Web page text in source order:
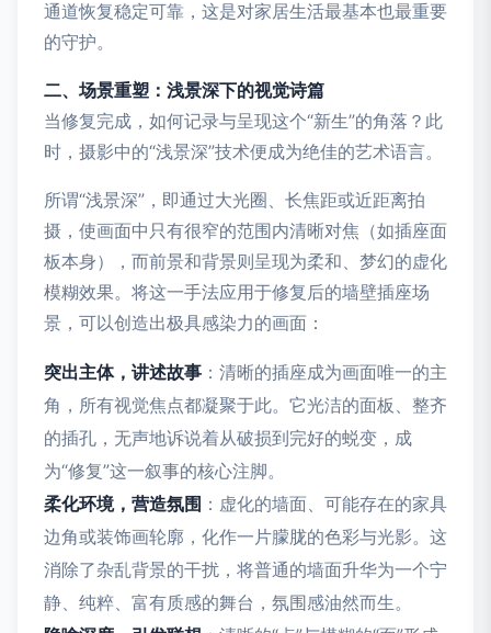
通道恢复稳定可靠，这是对家居生活最基本也最重要
的守护。
二、场景重塑：浅景深下的视觉诗篇
当修复完成，如何记录与呈现这个“新生”的角落？此
时，摄影中的“浅景深”技术便成为绝佳的艺术语言。
所谓“浅景深”，即通过大光圈、长焦距或近距离拍
摄，使画面中只有很窄的范围内清晰对焦（如插座面
板本身），而前景和背景则呈现为柔和、梦幻的虚化
模糊效果。将这一手法应用于修复后的墙壁插座场
景，可以创造出极具感染力的画面：
突出主体，讲述故事 ：清晰的插座成为画面唯一的主
角，所有视觉焦点都凝聚于此。它光洁的面板、整齐
的插孔，无声地诉说着从破损到完好的蜕变，成
为“修复”这一叙事的核心注脚。
柔化环境，营造氛围 ：虚化的墙面、可能存在的家具
边角或装饰画轮廓，化作一片朦胧的色彩与光影。这
消除了杂乱背景的干扰，将普通的墙面升华为一个宁
静、纯粹、富有质感的舞台，氛围感油然而生。